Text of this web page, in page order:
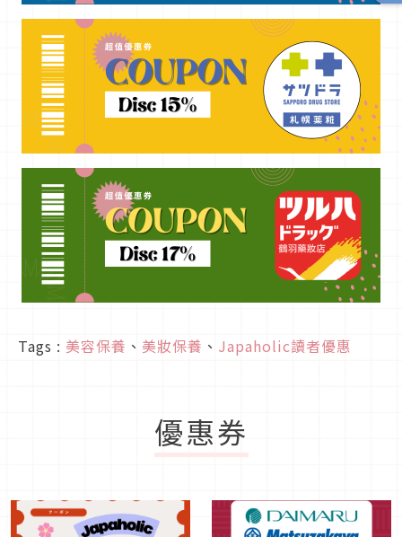
Tags : 美容保養 、 美妝保養 、 Japaholic讀者優惠
優惠券